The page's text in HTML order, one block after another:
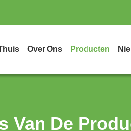
Over Ons Producten
Van De